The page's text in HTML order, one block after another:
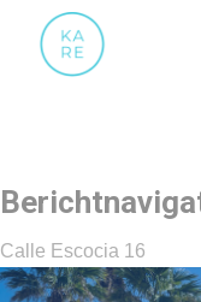
Calle Escocia 16